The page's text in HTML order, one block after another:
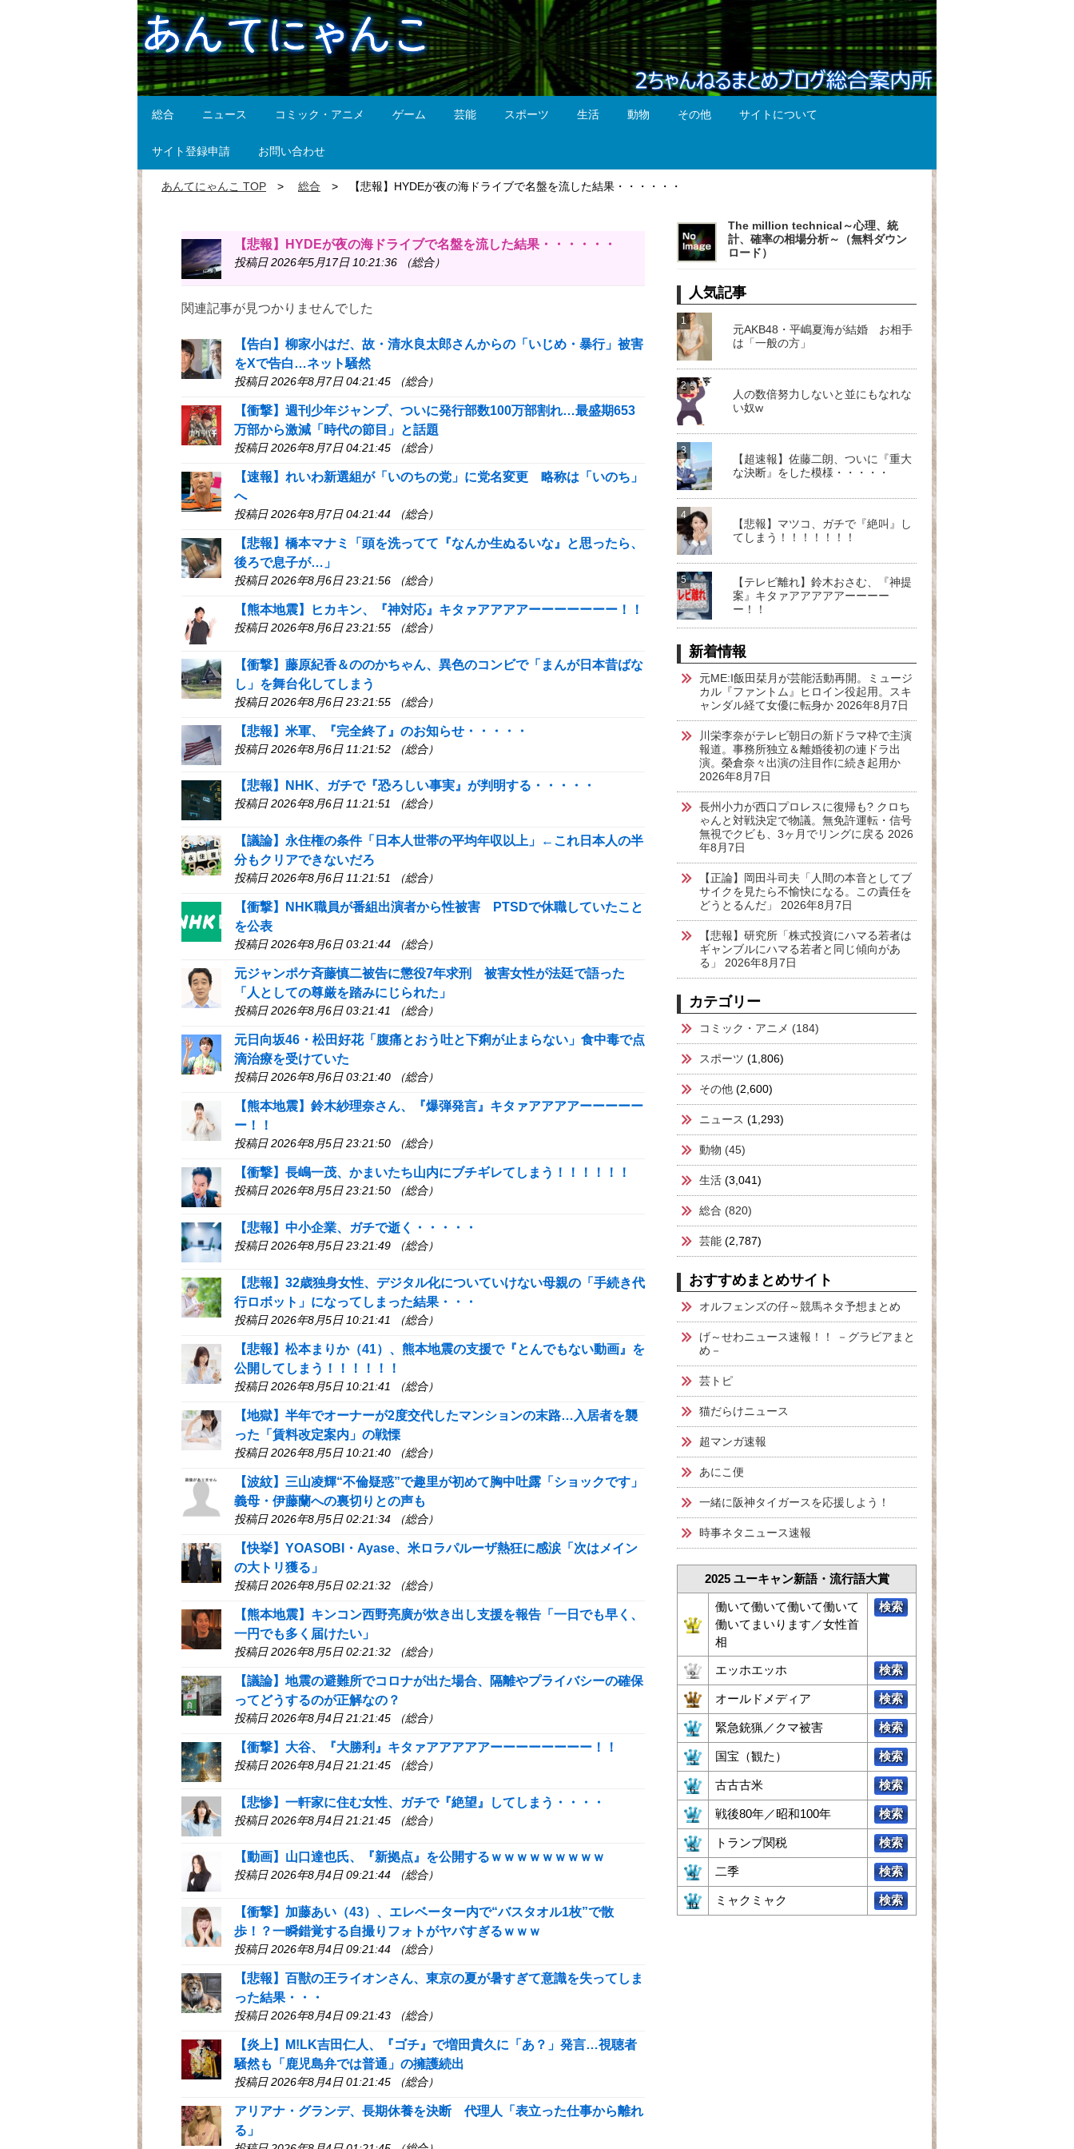
総合 ニュース コミック・アニメ ゲーム 芸能 スポーツ 生活 動物 その他 サイトについて
サイト登録申請 お問い合わせ
あんてにゃんこ TOP 総合 【悲報】HYDEが夜の海ドライブで名盤を流した結果・・・・・・
【悲報】HYDEが夜の海ドライブで名盤を流した結果・・・・・・
投稿日 2026年5月17日 10:21:36 （総合）
関連記事が見つかりませんでした
【告白】柳家小はだ、故・清水良太郎さんからの「いじめ・暴行」被害
をXで告白…ネット騒然
投稿日 2026年8月7日 04:21:45 （総合）
【衝撃】週刊少年ジャンプ、ついに発行部数100万部割れ…最盛期653
万部から激減「時代の節目」と話題
投稿日 2026年8月7日 04:21:45 （総合）
【速報】れいわ新選組が「いのちの党」に党名変更 略称は「いのち」
へ
投稿日 2026年8月7日 04:21:44 （総合）
【悲報】橋本マナミ「頭を洗ってて『なんか生ぬるいな』と思ったら、
後ろで息子が…」
投稿日 2026年8月6日 23:21:56 （総合）
【熊本地震】ヒカキン、『神対応』キタァアアアアーーーーーーー！！
投稿日 2026年8月6日 23:21:55 （総合）
【衝撃】藤原紀香＆ののかちゃん、異色のコンビで「まんが日本昔ばな
し」を舞台化してしまう
投稿日 2026年8月6日 23:21:55 （総合）
【悲報】米軍、『完全終了』のお知らせ・・・・・
投稿日 2026年8月6日 11:21:52 （総合）
【悲報】NHK、ガチで『恐ろしい事実』が判明する・・・・・
投稿日 2026年8月6日 11:21:51 （総合）
【議論】永住権の条件「日本人世帯の平均年収以上」←これ日本人の半
分もクリアできないだろ
投稿日 2026年8月6日 11:21:51 （総合）
【衝撃】NHK職員が番組出演者から性被害 PTSDで休職していたこと
を公表
投稿日 2026年8月6日 03:21:44 （総合）
元ジャンポケ斉藤慎二被告に懲役7年求刑 被害女性が法廷で語った
「人としての尊厳を踏みにじられた」
投稿日 2026年8月6日 03:21:41 （総合）
元日向坂46・松田好花「腹痛とおう吐と下痢が止まらない」食中毒で点
滴治療を受けていた
投稿日 2026年8月6日 03:21:40 （総合）
【熊本地震】鈴木紗理奈さん、『爆弾発言』キタァアアアアーーーーー
ー！！
投稿日 2026年8月5日 23:21:50 （総合）
【衝撃】長嶋一茂、かまいたち山内にブチギレてしまう！！！！！！
投稿日 2026年8月5日 23:21:50 （総合）
【悲報】中小企業、ガチで逝く・・・・・
投稿日 2026年8月5日 23:21:49 （総合）
【悲報】32歳独身女性、デジタル化についていけない母親の「手続き代
行ロボット」になってしまった結果・・・
投稿日 2026年8月5日 10:21:41 （総合）
【悲報】松本まりか（41）、熊本地震の支援で『とんでもない動画』を
公開してしまう！！！！！！
投稿日 2026年8月5日 10:21:41 （総合）
【地獄】半年でオーナーが2度交代したマンションの末路…入居者を襲
った「賃料改定案内」の戦慄
投稿日 2026年8月5日 10:21:40 （総合）
【波紋】三山凌輝“不倫疑惑”で趣里が初めて胸中吐露「ショックです」
義母・伊藤蘭への裏切りとの声も
投稿日 2026年8月5日 02:21:34 （総合）
【快挙】YOASOBI・Ayase、米ロラパルーザ熱狂に感涙「次はメイン
の大トリ獲る」
投稿日 2026年8月5日 02:21:32 （総合）
【熊本地震】キンコン西野亮廣が炊き出し支援を報告「一日でも早く、
一円でも多く届けたい」
投稿日 2026年8月5日 02:21:32 （総合）
【議論】地震の避難所でコロナが出た場合、隔離やプライバシーの確保
ってどうするのが正解なの？
投稿日 2026年8月4日 21:21:45 （総合）
【衝撃】大谷、『大勝利』キタァアアアアアーーーーーーーー！！
投稿日 2026年8月4日 21:21:45 （総合）
【悲惨】一軒家に住む女性、ガチで『絶望』してしまう・・・・
投稿日 2026年8月4日 21:21:45 （総合）
【動画】山口達也氏、『新拠点』を公開するｗｗｗｗｗｗｗｗｗ
投稿日 2026年8月4日 09:21:44 （総合）
【衝撃】加藤あい（43）、エレベーター内で“バスタオル1枚”で散
歩！？一瞬錯覚する自撮りフォトがヤバすぎるｗｗｗ
投稿日 2026年8月4日 09:21:44 （総合）
【悲報】百獣の王ライオンさん、東京の夏が暑すぎて意識を失ってしま
った結果・・・
投稿日 2026年8月4日 09:21:43 （総合）
【炎上】M!LK吉田仁人、『ゴチ』で増田貴久に「あ？」発言…視聴者
騒然も「鹿児島弁では普通」の擁護続出
投稿日 2026年8月4日 01:21:45 （総合）
アリアナ・グランデ、長期休養を決断 代理人「表立った仕事から離れ
る」
The million technical～心理、統
計、確率の相場分析～（無料ダウン
ロード）
人気記事
1
元AKB48・平嶋夏海が結婚 お相手
は「一般の方」
2
人の数倍努力しないと並にもなれな
い奴w
3
【超速報】佐藤二朗、ついに『重大
な決断』をした模様・・・・・
4
【悲報】マツコ、ガチで『絶叫』し
てしまう！！！！！！！
5
【テレビ離れ】鈴木おさむ、『神提
案』キタァアアアアアーーーー
ー！！
新着情報
元ME:I飯田栞月が芸能活動再開。ミュージ
カル『ファントム』ヒロイン役起用。スキ
ャンダル経て女優に転身か 2026年8月7日
川栄李奈がテレビ朝日の新ドラマ枠で主演
報道。事務所独立＆離婚後初の連ドラ出
演。榮倉奈々出演の注目作に続き起用か
2026年8月7日
長州小力が西口プロレスに復帰も? クロち
ゃんと対戦決定で物議。無免許運転・信号
無視でクビも、3ヶ月でリングに戻る 2026
年8月7日
【正論】岡田斗司夫「人間の本音としてブ
サイクを見たら不愉快になる。この責任を
どうとるんだ」
2026年8月7日
【悲報】研究所「株式投資にハマる若者は
ギャンブルにハマる若者と同じ傾向があ
る」
2026年8月7日
カテゴリー
コミック・アニメ (184)
スポーツ (1,806)
その他 (2,600)
ニュース (1,293)
動物 (45)
生活 (3,041)
総合 (820)
芸能 (2,787)
おすすめまとめサイト
オルフェンズの仔～競馬ネタ予想まとめ
げ～せわニュース速報！！ －グラビアまと
め－
芸トピ
猫だらけニュース
超マンガ速報
あにこ便
一緒に阪神タイガースを応援しよう！
時事ネタニュース速報
2025 ユーキャン新語・流行語大賞
働いて働いて働いて働いて
働いてまいります／女性首
相
検索
エッホエッホ 検索
オールドメディア 検索
緊急銃猟／クマ被害 検索
国宝（観た） 検索
古古古米 検索
戦後80年／昭和100年 検索
トランプ関税 検索
二季 検索
ミャクミャク 検索